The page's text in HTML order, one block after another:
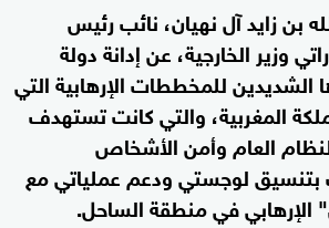
بن زايد آل نهيان، نائب رئيس
وزير الخارجية، عن إدانة دولة
الشديدين للمخططات الإرهابية التي
المغربية، والتي كانت تستهدف
العام وأمن الأشخاص
بتنسيق لوجستي ودعم عملياتي مع
في منطقة الساحل.